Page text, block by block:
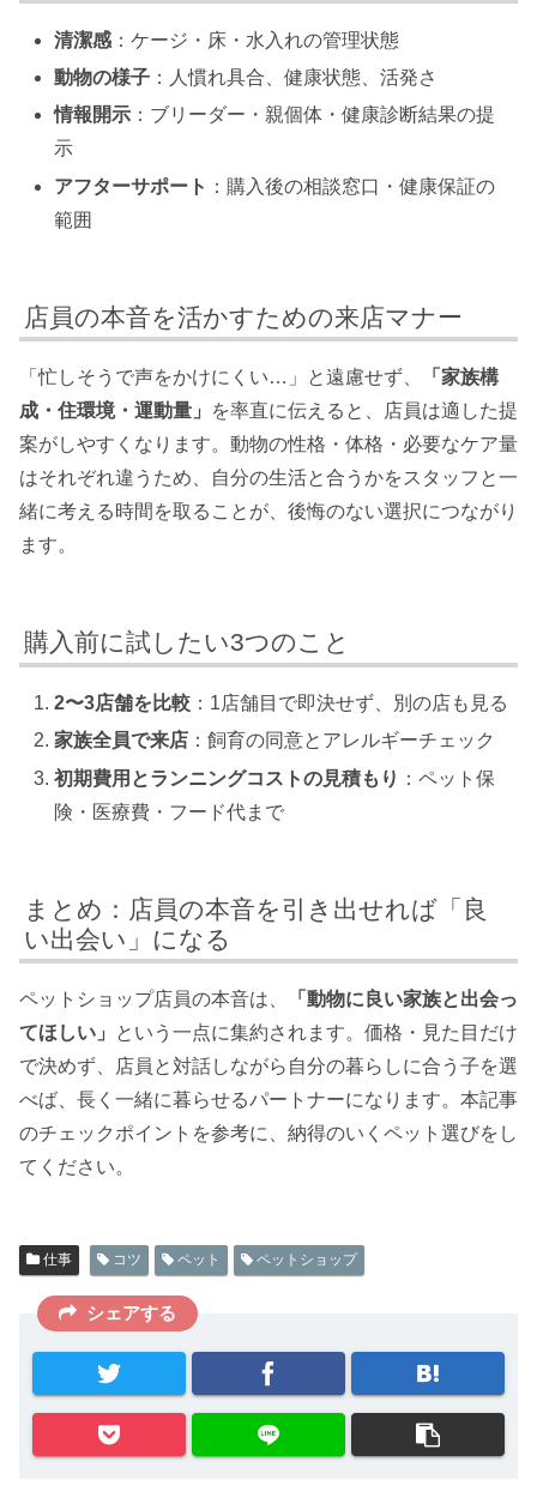
清潔感 ：ケージ・床・水入れの管理状態
動物の様子 ：人慣れ具合、健康状態、活発さ
情報開示 ：ブリーダー・親個体・健康診断結果の提
示
アフターサポート ：購入後の相談窓口・健康保証の
範囲
店員の本音を活かすための来店マナー
「忙しそうで声をかけにくい…」と遠慮せず、
「家族構
成・住環境・運動量」
を率直に伝えると、店員は適した提
案がしやすくなります。動物の性格・体格・必要なケア量
はそれぞれ違うため、自分の生活と合うかをスタッフと一
緒に考える時間を取ることが、後悔のない選択につながり
ます。
購入前に試したい3つのこと
2〜3店舗を比較 ：1店舗目で即決せず、別の店も見る
家族全員で来店 ：飼育の同意とアレルギーチェック
初期費用とランニングコストの見積もり ：ペット保
険・医療費・フード代まで
まとめ：店員の本音を引き出せれば「良
い出会い」になる
ペットショップ店員の本音は、
「動物に良い家族と出会っ
てほしい」
という一点に集約されます。価格・見た目だけ
で決めず、店員と対話しながら自分の暮らしに合う子を選
べば、長く一緒に暮らせるパートナーになります。本記事
のチェックポイントを参考に、納得のいくペット選びをし
てください。
仕事 コツ ペット ペットショップ
シェアする